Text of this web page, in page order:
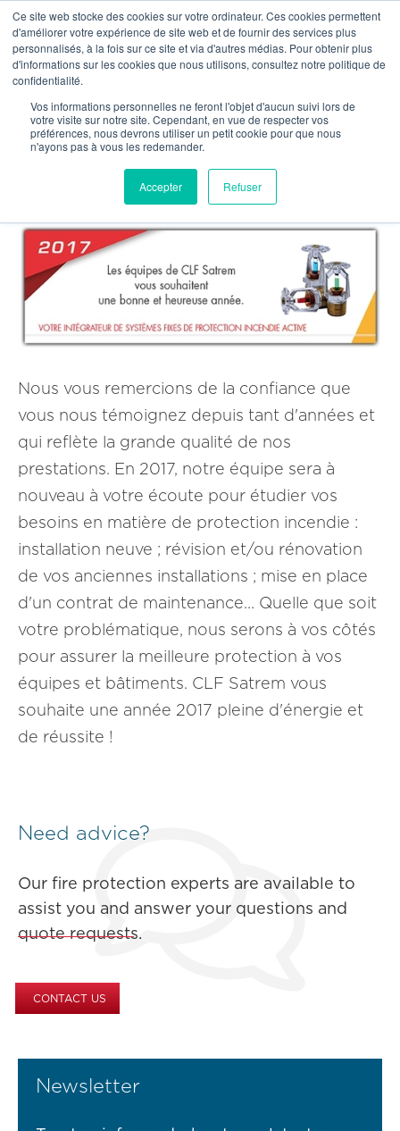
Ce site web stocke des cookies sur votre ordinateur. Ces cookies permettent
d'améliorer votre expérience de site web et de fournir des services plus
personnalisés, à la fois sur ce site et via d'autres médias. Pour obtenir plus
d'informations sur les cookies que nous utilisons, consultez notre politique de
confidentialité.
Vos informations personnelles ne feront l'objet d'aucun suivi lors de
votre visite sur notre site. Cependant, en vue de respecter vos
préférences, nous devrons utiliser un petit cookie pour que nous
n'ayons pas à vous les redemander.
Accepter Refuser
OUR NETWORK
  Our news
Bonne et heureuse année 2017
Nous vous remercions de la confiance que
vous nous témoignez depuis tant d'années et
qui reflète la grande qualité de nos
prestations. En 2017, notre équipe sera à
nouveau à votre écoute pour étudier vos
besoins en matière de protection incendie :
installation neuve ; révision et/ou rénovation
de vos anciennes installations ; mise en place
d'un contrat de maintenance... Quelle que soit
votre problématique, nous serons à vos côtés
pour assurer la meilleure protection à vos
équipes et bâtiments. CLF Satrem vous
souhaite une année 2017 pleine d'énergie et
de réussite !
Need advice?
Our fire protection experts are available to
assist you and answer your questions and
quote requests.
CONTACT US
Newsletter